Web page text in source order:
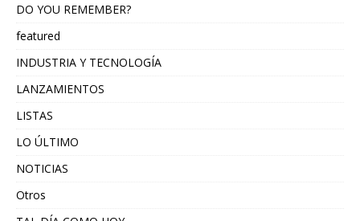
DO YOU REMEMBER?
featured
INDUSTRIA Y TECNOLOGÍA
LANZAMIENTOS
LISTAS
LO ÚLTIMO
NOTICIAS
Otros